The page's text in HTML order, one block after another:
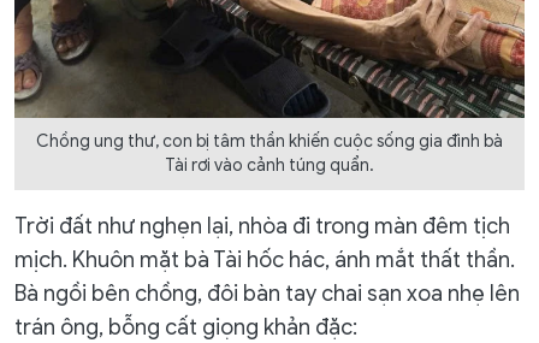
Chồng ung thư, con bị tâm thần khiến cuộc sống gia đình bà
Tài rơi vào cảnh túng quẩn.
Trời đất như nghẹn lại, nhòa đi trong màn đêm tịch
mịch. Khuôn mặt bà Tài hốc hác, ánh mắt thất thần.
Bà ngồi bên chồng, đôi bàn tay chai sạn xoa nhẹ lên
trán ông, bỗng cất giọng khản đặc: